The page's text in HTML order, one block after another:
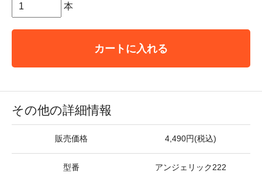
本
カートに入れる
その他の詳細情報
販売価格 4,490円(税込)
型番 アンジェリック222